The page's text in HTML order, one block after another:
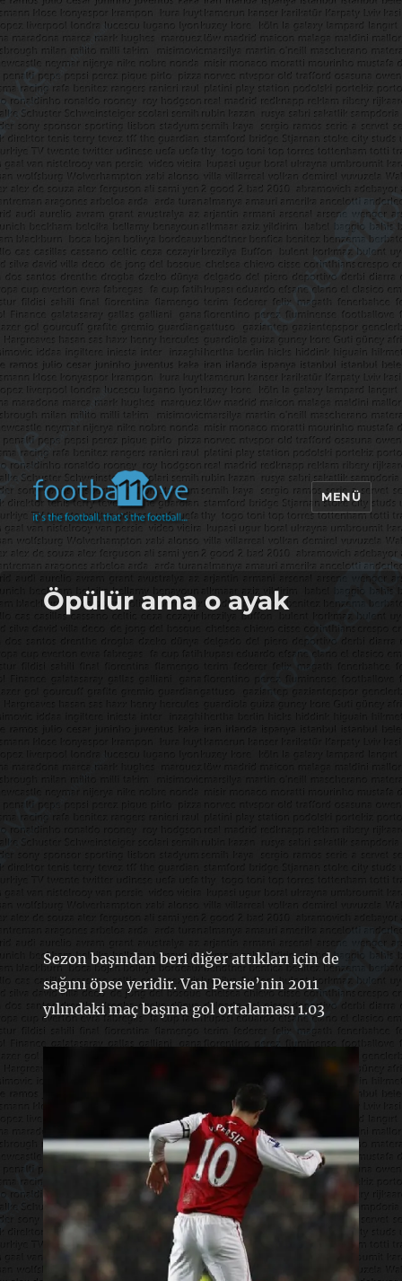
footbaLLove
MENÜ
Öpülür ama o ayak
Sezon başından beri diğer attıkları için de
sağını öpse yeridir. Van Persie’nin 2011
yılındaki maç başına gol ortalaması 1.03